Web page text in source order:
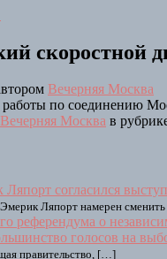
скоростной
Вечерняя Москва
по соединению
Вечерняя Москва в
Ляпорт намерен
голосов на
правительство, […]